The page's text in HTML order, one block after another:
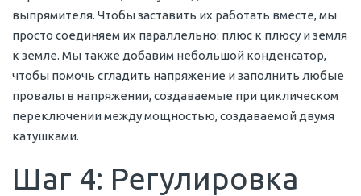
выпрямителя. Чтобы заставить их работать вместе, мы
просто соединяем их параллельно: плюс к плюсу и земля
к земле. Мы также добавим небольшой конденсатор,
чтобы помочь сгладить напряжение и заполнить любые
провалы в напряжении, создаваемые при циклическом
переключении между мощностью, создаваемой двумя
катушками.
Шаг 4: Регулировка